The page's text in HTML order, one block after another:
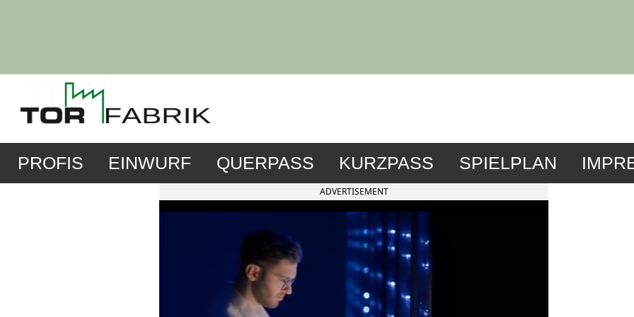
PROFIS EINWURF QUERPASS KURZPASS SPIELPLAN
ADVERTISEMENT